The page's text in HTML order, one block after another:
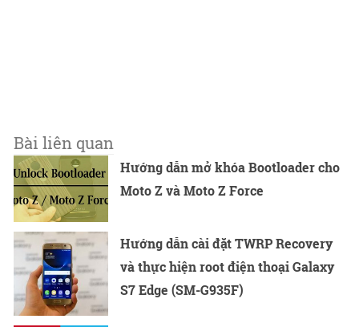
Bài liên quan
Hướng dẫn mở khóa Bootloader cho
Moto Z và Moto Z Force
Hướng dẫn cài đặt TWRP Recovery
và thực hiện root điện thoại Galaxy
S7 Edge (SM-G935F)